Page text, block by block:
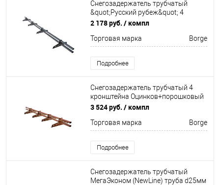
Снегозадержатель трубчатый
&quot;Русский рубеж&quot; 4
кронштейна Оцинков+порошковый
2 178 руб. / компл
Торговая марка Borge
Подробнее
Снегозадержатель трубчатый 4
кронштейна Оцинков+порошковый
окрас 3000мм Borge
3 524 руб. / компл
Торговая марка Borge
Подробнее
Снегозадержатель трубчатый
МегаЭконом (NewLine) труба d25мм